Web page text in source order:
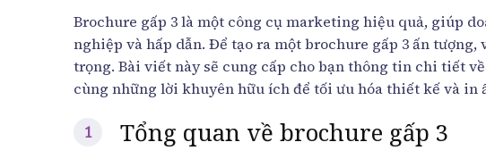
Brochure gấp 3 là một công cụ marketing hiệu quả, giúp
nghiệp và hấp dẫn. Để tạo ra một brochure gấp 3 ấn
trọng. Bài viết này sẽ cung cấp cho bạn thông tin chi tiết
cùng những lời khuyên hữu ích để tối ưu hóa thiết kế và in
Tổng quan về brochure gấp 3